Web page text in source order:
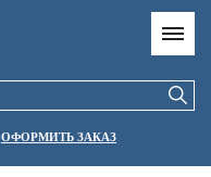
ОФОРМИТЬ ЗАКАЗ